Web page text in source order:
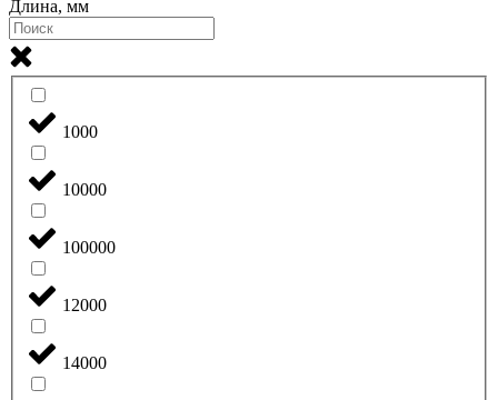
Длина, мм
1000
10000
100000
12000
14000